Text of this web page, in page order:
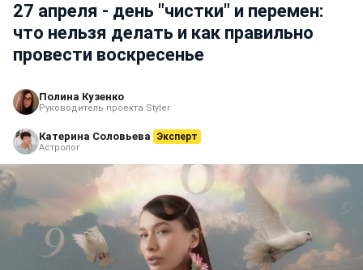
27 апреля - день "чистки" и перемен:
что нельзя делать и как правильно
провести воскресенье
Полина Кузенко
Руководитель проекта Styler
Катерина Соловьева Эксперт
Астролог